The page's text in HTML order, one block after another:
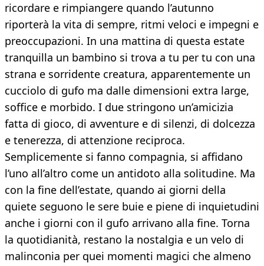
ricordare e rimpiangere quando l’autunno
riporterà la vita di sempre, ritmi veloci e impegni e
preoccupazioni. In una mattina di questa estate
tranquilla un bambino si trova a tu per tu con una
strana e sorridente creatura, apparentemente un
cucciolo di gufo ma dalle dimensioni extra large,
soffice e morbido. I due stringono un’amicizia
fatta di gioco, di avventure e di silenzi, di dolcezza
e tenerezza, di attenzione reciproca.
Semplicemente si fanno compagnia, si affidano
l’uno all’altro come un antidoto alla solitudine. Ma
con la fine dell’estate, quando ai giorni della
quiete seguono le sere buie e piene di inquietudini
anche i giorni con il gufo arrivano alla fine. Torna
la quotidianità, restano la nostalgia e un velo di
malinconia per quei momenti magici che almeno